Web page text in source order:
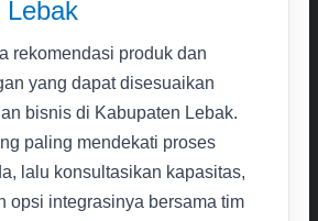
Lebak
rekomendasi produk dan
yang dapat disesuaikan
bisnis di Kabupaten Lebak.
paling mendekati proses
lalu konsultasikan kapasitas,
opsi integrasinya bersama tim